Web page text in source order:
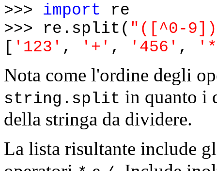
>>> import re
>>> re.split( "([^0-
[ '123' , '+' , '456' ,
Nota come l'ordine degli
string.split in quanto i
della stringa da dividere.
La lista risultante include